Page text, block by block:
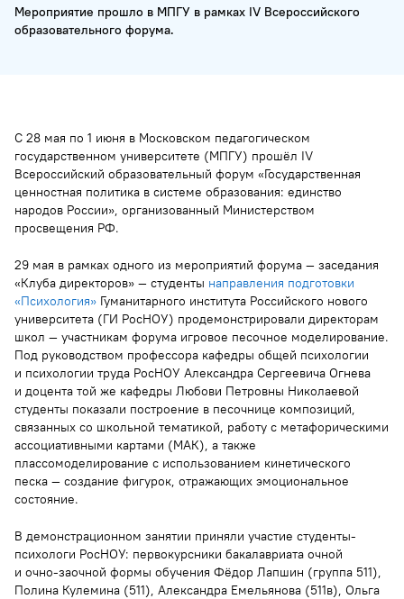
Мероприятие прошло в МПГУ в рамках IV Всероссийского
образовательного форума.
С 28 мая по 1 июня в Московском педагогическом
государственном университете (МПГУ) прошёл IV
Всероссийский образовательный форум «Государственная
ценностная политика в системе образования: единство
народов России», организованный Министерством
просвещения РФ.
29 мая в рамках одного из мероприятий форума — заседания
«Клуба директоров» — студенты направления подготовки
«Психология» Гуманитарного института Российского нового
университета (ГИ РосНОУ) продемонстрировали директорам
школ — участникам форума игровое песочное моделирование.
Под руководством профессора кафедры общей психологии
и психологии труда РосНОУ Александра Сергеевича Огнева
и доцента той же кафедры Любови Петровны Николаевой
студенты показали построение в песочнице композиций,
связанных со школьной тематикой, работу с метафорическими
ассоциативными картами (МАК), а также
плассомоделирование с использованием кинетического
песка — создание фигурок, отражающих эмоциональное
состояние.
В демонстрационном занятии приняли участие студенты-
психологи РосНОУ: первокурсники бакалавриата очной
и очно-заочной формы обучения Фёдор Лапшин (группа 511),
Полина Кулемина (511), Александра Емельянова (511в), Ольга